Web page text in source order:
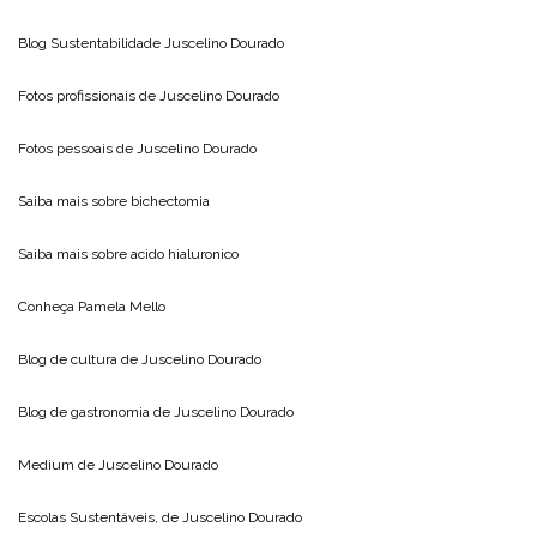
Blog Sustentabilidade Juscelino Dourado
Fotos profissionais de Juscelino Dourado
Fotos pessoais de Juscelino Dourado
Saiba mais sobre bichectomia
Saiba mais sobre acido hialuronico
Conheça Pamela Mello
Blog de cultura de Juscelino Dourado
Blog de gastronomia de Juscelino Dourado
Medium de Juscelino Dourado
Escolas Sustentáveis, de Juscelino Dourado